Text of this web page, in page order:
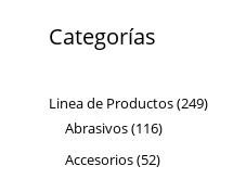
Categorías
Linea de Productos 249249
Abrasivos 116116
productos
Accesorios 5252